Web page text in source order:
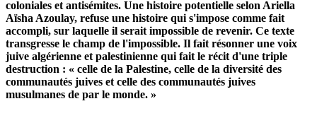
coloniales et antisémites. Une histoire potentielle selon Ariella
Aïsha Azoulay, refuse une histoire qui s'impose comme fait
accompli, sur laquelle il serait impossible de revenir. Ce texte
transgresse le champ de l'impossible. Il fait résonner une voix
juive algérienne et palestinienne qui fait le récit d'une triple
destruction : « celle de la Palestine, celle de la diversité des
communautés juives et celle des communautés juives
musulmanes de par le monde. »